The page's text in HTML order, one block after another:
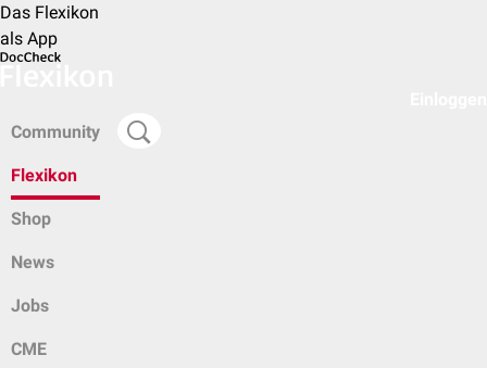
Das Flexikon
als App
Community
Flexikon
Shop
News
Jobs
CME